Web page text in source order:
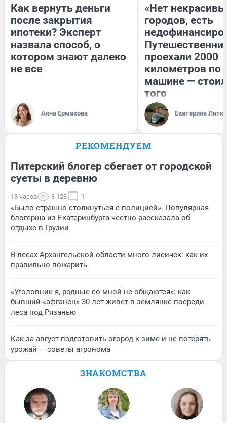
Как вернуть деньги
после закрытия
ипотеки? Эксперт
назвала способ, о
котором знают далеко
не все
Анна Ермакова
«Нет
городов, есть
проехали 2000
километров по
машине —
того
Екатерина
РЕКОМЕНДУЕМ
Питерский блогер сбегает от городской
суеты в деревню
13 часов 3 128 1
«Было страшно столкнуться с полицией». Популярная
блогерша из Екатеринбурга честно рассказала об
отдыхе в Грузии
В лесах Архангельской области много лисичек: как их
правильно пожарить
«Уголовник я, родные со мной не общаются»: как
бывший «афганец» 30 лет живет в землянке посреди
леса под Рязанью
Как за август подготовить огород к зиме и не потерять
урожай — советы агронома
ЗНАКОМСТВА